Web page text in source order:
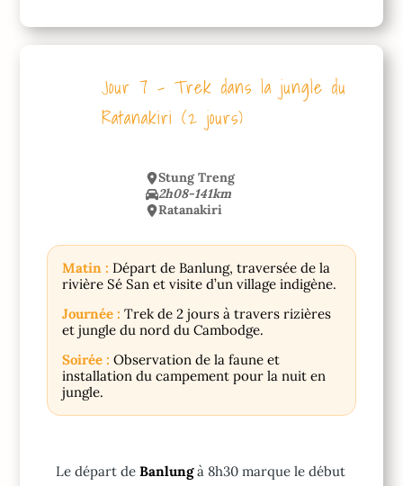
Jour 7 – Trek dans la jungle du
Ratanakiri (2 jours)
Stung Treng
2h08-141km
Ratanakiri
Matin : Départ de Banlung, traversée de la
rivière Sé San et visite d’un village indigène.
Journée : Trek de 2 jours à travers rizières
et jungle du nord du Cambodge.
Soirée : Observation de la faune et
installation du campement pour la nuit en
jungle.
Le départ deBanlungà 8h30 marque le début